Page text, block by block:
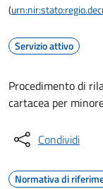
(
Servizio attivo
Procedimento di
cartacea per
Condividi
Normativa di